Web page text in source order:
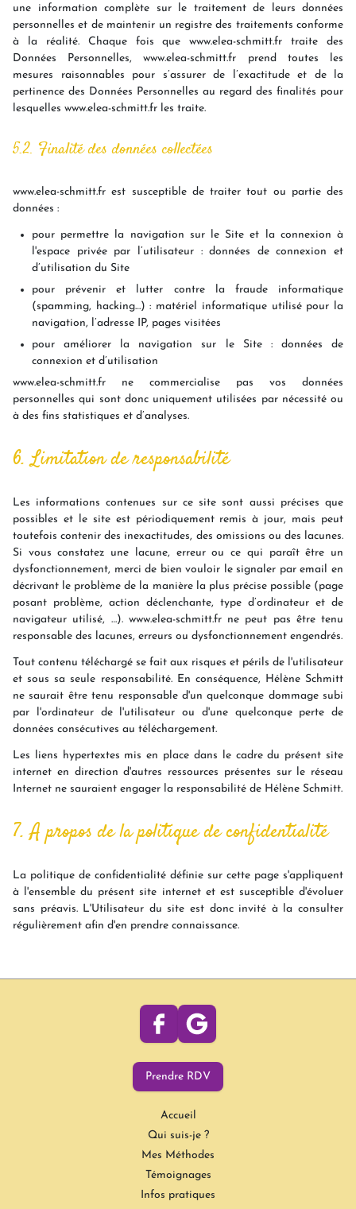
une information complète sur le traitement de leurs données
personnelles et de maintenir un registre des traitements conforme
à la réalité. Chaque fois que www.elea-schmitt.fr traite des
Données Personnelles, www.elea-schmitt.fr prend toutes les
mesures raisonnables pour s’assurer de l’exactitude et de la
pertinence des Données Personnelles au regard des finalités pour
lesquelles www.elea-schmitt.fr les traite.
5.2. Finalité des données collectées
www.elea-schmitt.fr est susceptible de traiter tout ou partie des
données :
pour permettre la navigation sur le Site et la connexion à
l'espace privée par l’utilisateur : données de connexion et
d’utilisation du Site
pour prévenir et lutter contre la fraude informatique
(spamming, hacking…) : matériel informatique utilisé pour la
navigation, l’adresse IP, pages visitées
pour améliorer la navigation sur le Site : données de
connexion et d’utilisation
www.elea-schmitt.fr ne commercialise pas vos données
personnelles qui sont donc uniquement utilisées par nécessité ou
à des fins statistiques et d’analyses.
6. Limitation de responsabilité
Les informations contenues sur ce site sont aussi précises que
possibles et le site est périodiquement remis à jour, mais peut
toutefois contenir des inexactitudes, des omissions ou des lacunes.
Si vous constatez une lacune, erreur ou ce qui paraît être un
dysfonctionnement, merci de bien vouloir le signaler par email en
décrivant le problème de la manière la plus précise possible (page
posant problème, action déclenchante, type d’ordinateur et de
navigateur utilisé, …). www.elea-schmitt.fr ne peut pas être tenu
responsable des lacunes, erreurs ou dysfonctionnement engendrés.
Tout contenu téléchargé se fait aux risques et périls de l'utilisateur
et sous sa seule responsabilité. En conséquence, Hélène Schmitt
ne saurait être tenu responsable d'un quelconque dommage subi
par l'ordinateur de l'utilisateur ou d'une quelconque perte de
données consécutives au téléchargement.
Les liens hypertextes mis en place dans le cadre du présent site
internet en direction d'autres ressources présentes sur le réseau
Internet ne sauraient engager la responsabilité de Hélène Schmitt.
7. A propos de la politique de confidentialité
La politique de confidentialité définie sur cette page s'appliquent
à l'ensemble du présent site internet et est susceptible d'évoluer
sans préavis. L'Utilisateur du site est donc invité à la consulter
régulièrement afin d'en prendre connaissance.
Prendre RDV
Accueil
Qui suis-je ?
Mes Méthodes
Témoignages
Infos pratiques